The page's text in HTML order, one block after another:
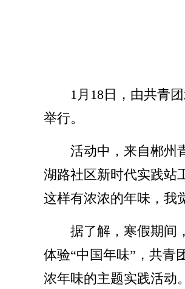
1月18日，由共青
举行。
活动中，来自郴州
湖路社区新时代实践站
这样有浓浓的年味，我
据了解，寒假期间
体验“中国年味”，共青
浓年味的主题实践活动